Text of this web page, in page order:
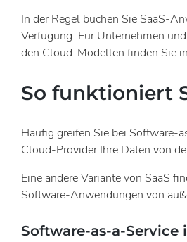
In der Regel buchen Sie SaaS-
Verfügung. Für Unternehmen
den Cloud-Modellen finden Sie
So funktioniert
Häufig greifen Sie bei Software-
Cloud-Provider Ihre Daten von
Eine andere Variante von SaaS
Software-Anwendungen von
Software-as-a-